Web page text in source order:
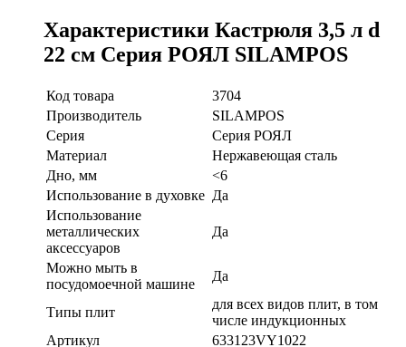
Характеристики Кастрюля 3,5 л d
22 см Серия РОЯЛ SILAMPOS
Код товара
3704
Производитель
SILAMPOS
Серия
Серия РОЯЛ
Материал
Нержавеющая сталь
Дно, мм
<6
Использование в духовке Да
Использование
металлических
аксессуаров
Да
Можно мыть в
посудомоечной машине
Да
Типы плит
для всех видов плит, в том
числе индукционных
Артикул
633123VY1022